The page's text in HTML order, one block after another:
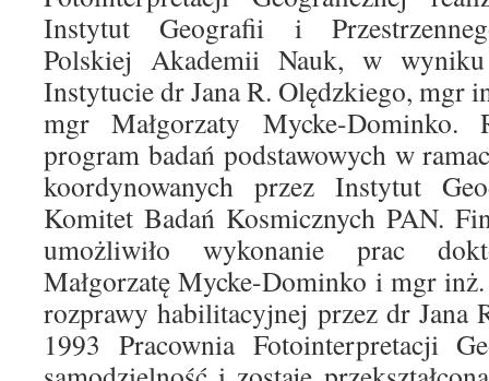
Instytut Geografii i
Polskiej Akademii Nauk, w
Instytucie dr Jana R. Olędzkiego, mgr
mgr Małgorzaty Mycke-Dominko.
program badań podstawowych w
koordynowanych przez Instytut
Komitet Badań Kosmicznych PAN.
umożliwiło wykonanie prac
Małgorzatę Mycke-Dominko i mgr
rozprawy habilitacyjnej przez dr Jana
1993 Pracownia Fotointerpretacji